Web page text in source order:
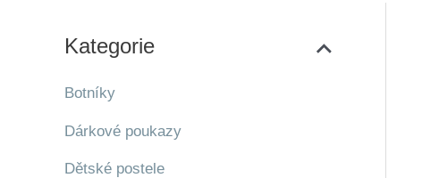
Kategorie
Botníky
Dárkové poukazy
Dětské postele